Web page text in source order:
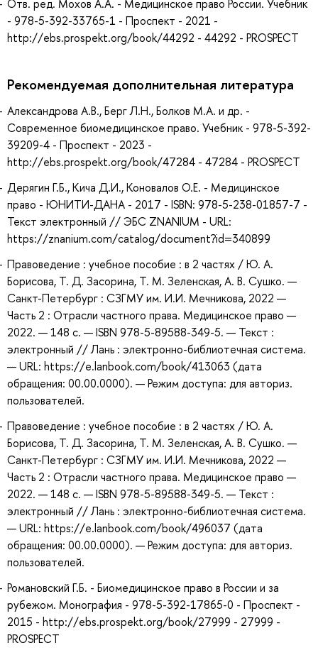
Отв. ред. Мохов А.А. - Медицинское право России. Учебник
- 978-5-392-33765-1 - Проспект - 2021 -
http://ebs.prospekt.org/book/44292 - 44292 - PROSPECT
Рекомендуемая дополнительная литература
Александрова А.В., Берг Л.Н., Болков М.А. и др. -
Современное биомедицинское право. Учебник - 978-5-392-
39209-4 - Проспект - 2023 -
http://ebs.prospekt.org/book/47284 - 47284 - PROSPECT
Дерягин Г.Б., Кича Д.И., Коновалов О.Е. - Медицинское
право - ЮНИТИ-ДАНА - 2017 - ISBN: 978-5-238-01857-7 -
Текст электронный // ЭБС ZNANIUM - URL:
https://znanium.com/catalog/document?id=340899
Правоведение : учебное пособие : в 2 частях / Ю. А.
Борисова, Т. Д. Засорина, Т. М. Зеленская, А. В. Сушко. —
Санкт-Петербург : СЗГМУ им. И.И. Мечникова, 2022 —
Часть 2 : Отрасли частного права. Медицинское право —
2022. — 148 с. — ISBN 978-5-89588-349-5. — Текст :
электронный // Лань : электронно-библиотечная система.
— URL: https://e.lanbook.com/book/413063 (дата
обращения: 00.00.0000). — Режим доступа: для авториз.
пользователей.
Правоведение : учебное пособие : в 2 частях / Ю. А.
Борисова, Т. Д. Засорина, Т. М. Зеленская, А. В. Сушко. —
Санкт-Петербург : СЗГМУ им. И.И. Мечникова, 2022 —
Часть 2 : Отрасли частного права. Медицинское право —
2022. — 148 с. — ISBN 978-5-89588-349-5. — Текст :
электронный // Лань : электронно-библиотечная система.
— URL: https://e.lanbook.com/book/496037 (дата
обращения: 00.00.0000). — Режим доступа: для авториз.
пользователей.
Романовский Г.Б. - Биомедицинское право в России и за
рубежом. Монография - 978-5-392-17865-0 - Проспект -
2015 - http://ebs.prospekt.org/book/27999 - 27999 -
PROSPECT